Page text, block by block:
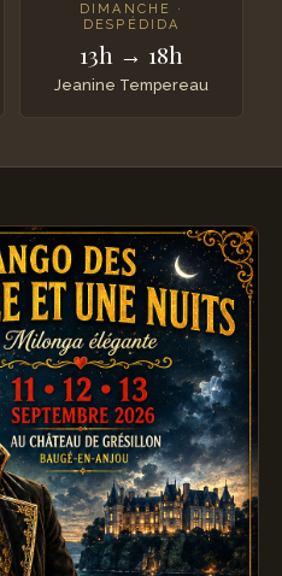
DIMANCHE ·
DESPÉDIDA
13h → 18h
Jeanine Tempereau